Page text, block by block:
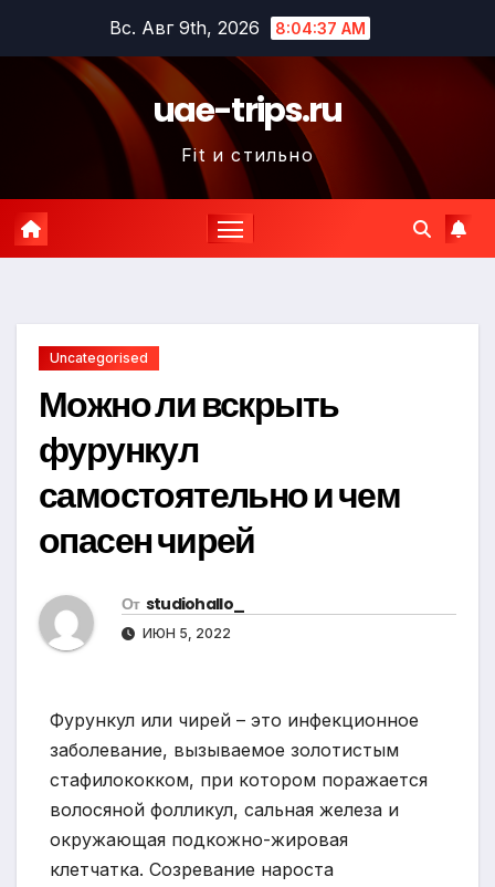
содержимому
Вс. Авг 9th, 2026 8:04:39 AM
uae-trips.ru
Fit и стильно
Uncategorised
Можно ли вскрыть
фурункул
самостоятельно и чем
опасен чирей
От studiohallo_
ИЮН 5, 2022
Фурункул или чирей – это инфекционное
заболевание, вызываемое золотистым
стафилококком, при котором поражается
волосяной фолликул, сальная железа и
окружающая подкожно-жировая
клетчатка. Созревание нароста